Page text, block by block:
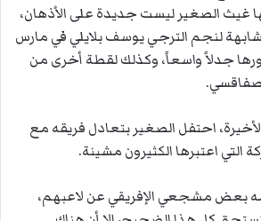
غيث الصغير ليست جديدة على الأذهان،
لنجم الترجي يوسف بلايلي في مارس
جدلاً واسعاً، وكذلك لقطة أخرى من
احتفل الصغير بتعادل فريقه مع
التي اعتبرها الكثيرون مشينة.
بعض مشجعي الإفريقي عن لاعبهم،